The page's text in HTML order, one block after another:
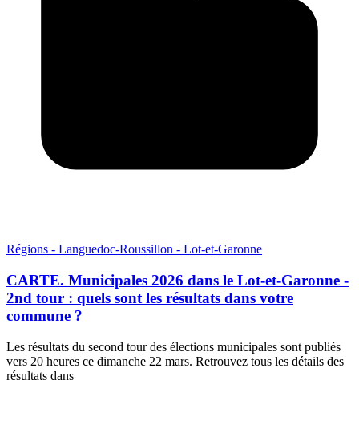
Régions - Languedoc-Roussillon - Lot-et-Garonne
CARTE. Municipales 2026 dans le Lot-et-Garonne -
2nd tour : quels sont les résultats dans votre
commune ?
Les résultats du second tour des élections municipales sont publiés
vers 20 heures ce dimanche 22 mars. Retrouvez tous les détails des
résultats dans